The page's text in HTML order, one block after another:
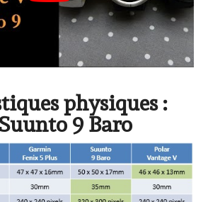
physiques :
9 Baro